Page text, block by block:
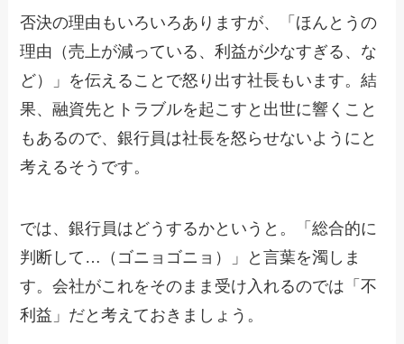
否決の理由もいろいろありますが、「ほんとうの
理由（売上が減っている、利益が少なすぎる、な
ど）」を伝えることで怒り出す社長もいます。結
果、融資先とトラブルを起こすと出世に響くこと
もあるので、銀行員は社長を怒らせないようにと
考えるそうです。
では、銀行員はどうするかというと。「総合的に
判断して…（ゴニョゴニョ）」と言葉を濁しま
す。会社がこれをそのまま受け入れるのでは「不
利益」だと考えておきましょう。